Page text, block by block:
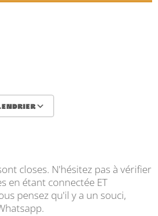
closes. N'hésitez pas à vérifier
en étant connectée ET
pensez qu'il y a un souci,